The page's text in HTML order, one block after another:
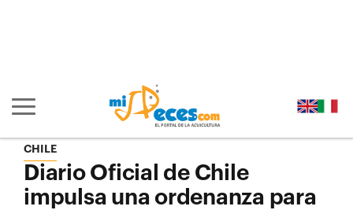
Mostrar/ocultar navegación principal
CHILE
Diario Oficial de Chile
impulsa una ordenanza para